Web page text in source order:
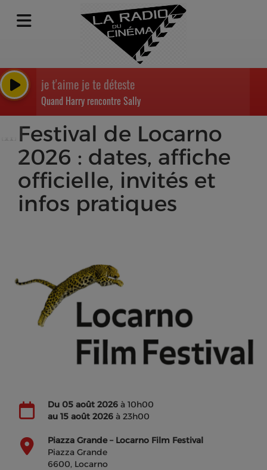
je t'aime je te déteste
Quand Harry rencontre Sally
Festival de Locarno
2026 : dates, affiche
officielle, invités et
infos pratiques
Du 05 août 2026 à 10h00
au 15 août 2026 à 23h00
Piazza Grande – Locarno Film Festival
Piazza Grande
6600, Locarno